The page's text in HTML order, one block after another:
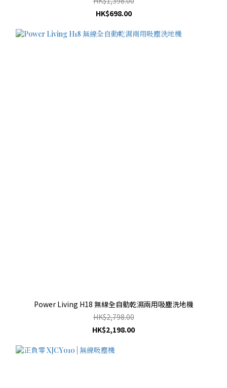
HK$698.00
Power Living H18 無線全自動乾濕兩用吸塵洗地機
HK$2,798.00
HK$2,198.00